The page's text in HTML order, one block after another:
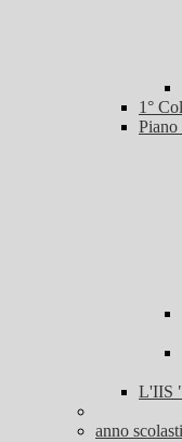
1°
Piano
L'IIS
anno